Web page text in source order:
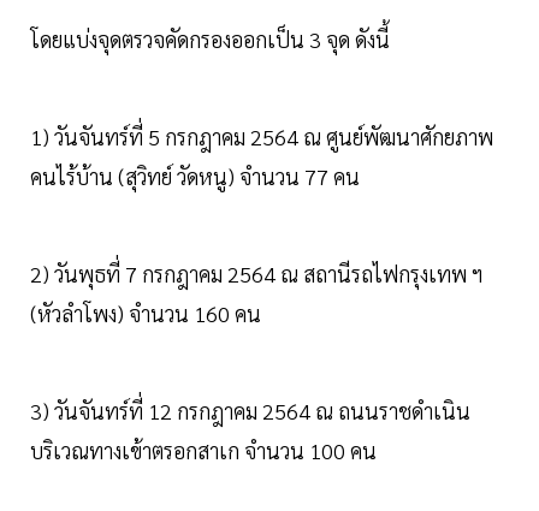
โดยแบ่งจุดตรวจคัดกรองออกเป็น 3 จุด ดังนี้
1) วันจันทร์ที่ 5 กรกฎาคม 2564 ณ ศูนย์พัฒนาศักยภาพ
คนไร้บ้าน (สุวิทย์ วัดหนู) จำนวน 77 คน
2) วันพุธที่ 7 กรกฎาคม 2564 ณ สถานีรถไฟกรุงเทพ ฯ
(หัวลำโพง) จำนวน 160 คน
3) วันจันทร์ที่ 12 กรกฎาคม 2564 ณ ถนนราชดำเนิน
บริเวณทางเข้าตรอกสาเก จำนวน 100 คน